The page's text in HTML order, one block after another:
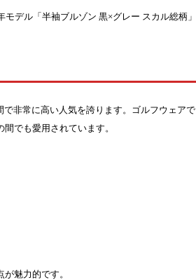
デル「半袖ブルゾン 黒×グレー スカル総柄」
非常に高い人気を誇ります。ゴルフウェアで
でも愛用されています。
魅力的です。